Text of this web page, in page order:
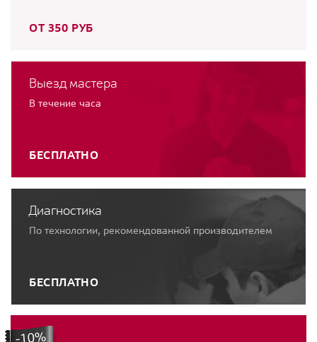
ОТ 350 РУБ
Выезд мастера
В течение часа
БЕСПЛАТНО
Диагностика
По технологии, рекомендованной производителем
БЕСПЛАТНО